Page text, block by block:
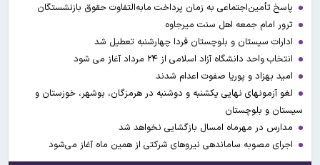
پاسخ تأمین‌اجتماعی به زمان پرداخت مابه‌التفاوت حقوق بازنشستگان
ترور امام جمعه اهل سنت میرجاوه
ادارات سیستان و بلوچستان فردا چهارشنبه تعطیل شد
انتخاب واحد دانشگاه آزاد اسلامی از ۲۴ مرداد آغاز می شود
امید بهزاد و پوریا صفوت اعدام شدند
لغو آزمونهای نهایی یکشنبه و دوشنبه در هرمزگان، بوشهر، خوزستان و
سیستان و بلوچستان
مدارس در مهرماه امسال بازگشایی نخواهد شد
اجرای مصوبه ساماندهی نیرو‌های شرکتی از همین ماه آغاز می‌شود